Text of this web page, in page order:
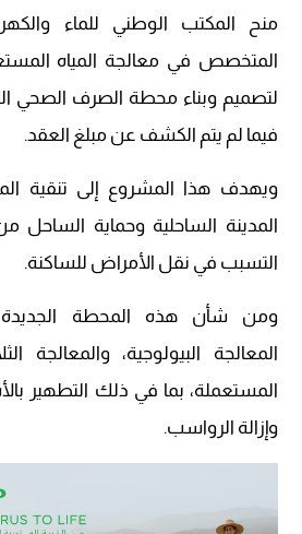
منح المكتب الوطني للماء
المتخصص في معالجة المياه
لتصميم وبناء محطة الصرف الصحي
فيما لم يتم الكشف عن مبلغ العقد.
ويهدف هذا المشروع إلى تنقية
المدينة الساحلية وحماية
التسبب في نقل الأمراض للساكنة.
ومن شأن هذه المحطة الجديدة
المعالجة البيولوجية، والمعالجة
المستعملة، بما في ذلك التطهير
وإزالة الرواسب.